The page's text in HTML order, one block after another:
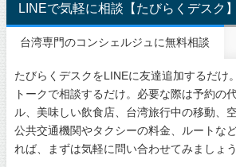
LINEで気軽に相談【たびらくデスク】
台湾専門のコンシェルジュに無料相談
たびらくデスクをLINEに友達追加するだけ
トークで相談するだけ。必要な際は予約の
ル、美味しい飲食店、台湾旅行中の移動、
公共交通機関やタクシーの料金、ルートな
れば、まずは気軽に問い合わせてみましょう